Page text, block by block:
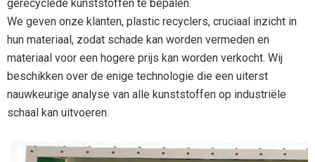
gerecyclede kunststoffen te bepalen.
We geven onze klanten, plastic recyclers, cruciaal inzicht in
hun materiaal, zodat schade kan worden vermeden en
materiaal voor een hogere prijs kan worden verkocht. Wij
beschikken over de enige technologie die een uiterst
nauwkeurige analyse van alle kunststoffen op industriële
schaal kan uitvoeren.